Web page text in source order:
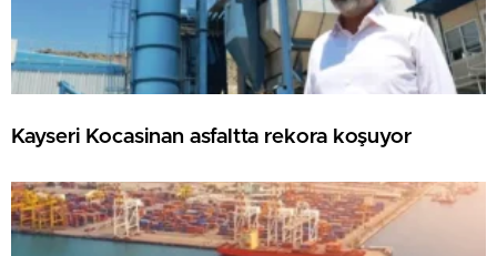
Kayseri Kocasinan asfaltta rekora koşuyor